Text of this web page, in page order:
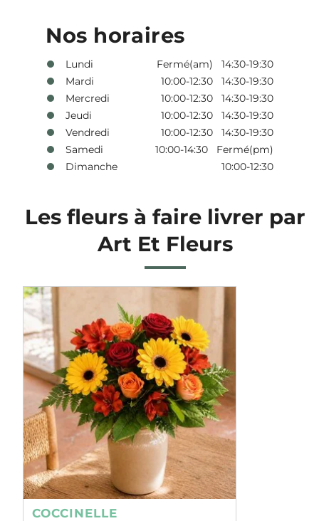
Nos horaires
Lundi
Fermé(am) 14:30-19:30
Mardi
10:00-12:30 14:30-19:30
Mercredi
10:00-12:30 14:30-19:30
Jeudi
10:00-12:30 14:30-19:30
Vendredi
10:00-12:30 14:30-19:30
Samedi
10:00-14:30 Fermé(pm)
Dimanche
10:00-12:30
Les fleurs à faire livrer par
Art Et Fleurs
COCCINELLE